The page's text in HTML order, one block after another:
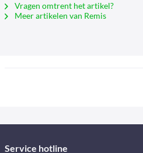
Vragen omtrent het artikel?
Meer artikelen van Remis
Service hotline